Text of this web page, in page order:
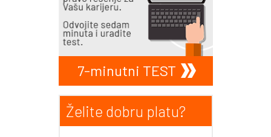
7-minutni TEST
Želite dobru platu?